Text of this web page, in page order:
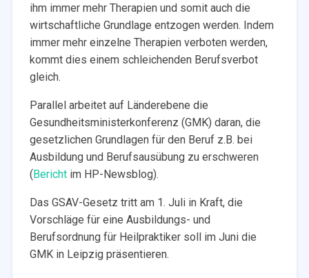
ihm immer mehr Therapien und somit auch die
wirtschaftliche Grundlage entzogen werden. Indem
immer mehr einzelne Therapien verboten werden,
kommt dies einem schleichenden Berufsverbot
gleich.
Parallel arbeitet auf Länderebene die
Gesundheitsministerkonferenz (GMK) daran, die
gesetzlichen Grundlagen für den Beruf z.B. bei
Ausbildung und Berufsausübung zu erschweren
(Berichtim HP-Newsblog).
Das GSAV-Gesetz tritt am 1. Juli in Kraft, die
Vorschläge für eine Ausbildungs- und
Berufsordnung für Heilpraktiker soll im Juni die
GMK in Leipzig präsentieren.